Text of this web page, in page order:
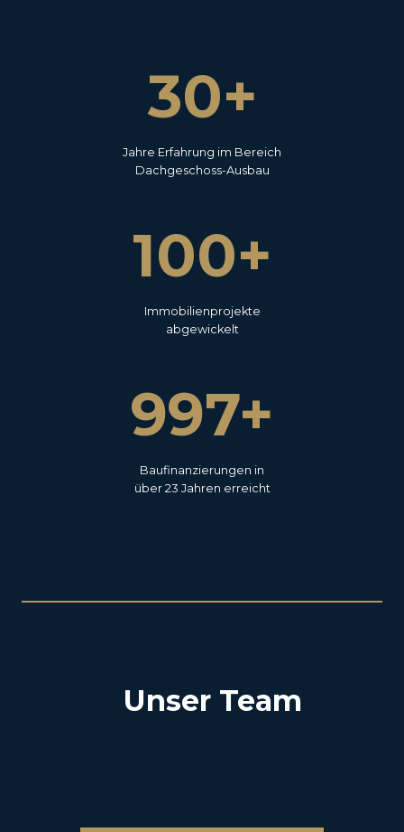
30+
Jahre Erfahrung im Bereich
Dachgeschoss-Ausbau
100+
Immobilienprojekte
abgewickelt
1.000+
Baufinanzierungen in
über 23 Jahren erreicht
Unser Team